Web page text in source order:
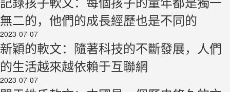
無二的，他們的成長經歷也是不同的
2023-07-07
新穎的軟文：隨著科技的不斷發展，人們
的生活越來越依賴于互聯網
2023-07-07